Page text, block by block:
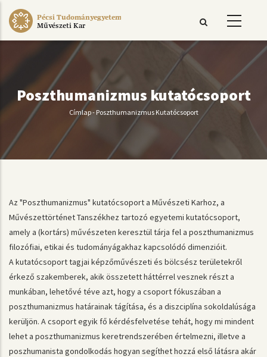
Ugrás
Pécsi Tudományegyetem
Művészeti Kar
Poszthumanizmus kutatócsoport
Morzsa
Címlap-Poszthumanizmus Kutatócsoport
Az "Poszthumanizmus" kutatócsoport a Művészeti Karhoz, a
Művészettörténet Tanszékhez tartozó egyetemi kutatócsoport,
amely a (kortárs) művészeten keresztül tárja fel a poszthumanizmus
filozófiai, etikai és tudományágakhaz kapcsolódó dimenzióit.
A kutatócsoport tagjai képzőművészeti és bölcsész területekről
érkező szakemberek, akik összetett háttérrel vesznek részt a
munkában, lehetővé téve azt, hogy a csoport fókuszában a
poszthumanizmus határainak tágítása, és a diszciplína sokoldalúsága
kerüljön. A csoport egyik fő kérdésfelvetése tehát, hogy mi mindent
lehet a poszthumanizmus keretrendszerében értelmezni, illetve a
poszhumanista gondolkodás hogyan segíthet hozzá első látásra akár